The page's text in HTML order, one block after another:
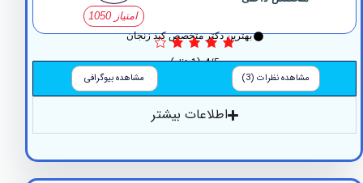
بهترین دکتر متخصص کبد زنجان
4/5 (1 نظر)
مشاهده نظرات (3) مشاهده بیوگرافی
اطلاعات بیشتر